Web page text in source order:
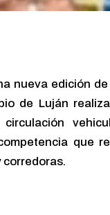
nueva edición
de Luján
que
corredoras.